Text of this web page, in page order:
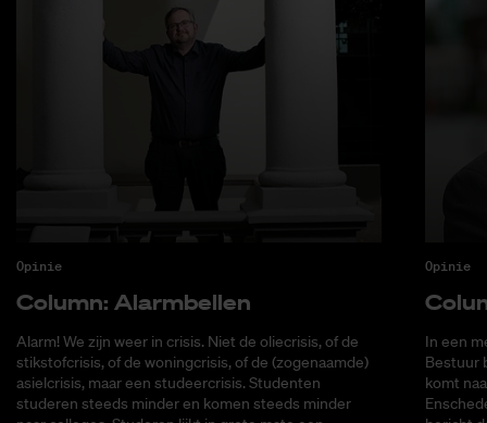
Opinie
Co­lumn: Alarm­bel­len
Alarm! We zijn weer in crisis. Niet de oliecrisis, of de
stikstofcrisis, of de woningcrisis, of de (zogenaamde)
asielcrisis, maar een studeercrisis. Studenten
studeren steeds minder en komen steeds minder
Opinie
In een
Bestuur
komt